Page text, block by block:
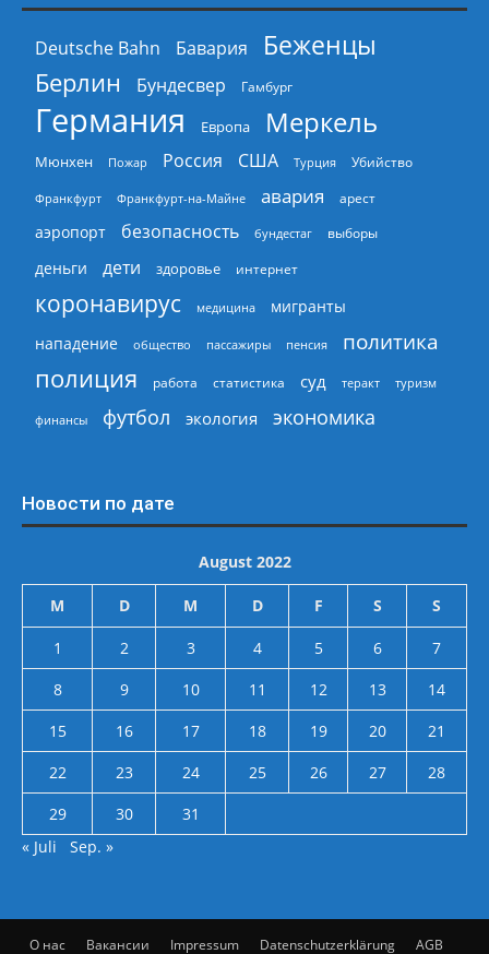
Deutsche Bahn Бавария
Беженцы
Берлин
Бундесвер Гамбург
Германия Европа Меркель
Мюнхен Пожар Россия США Турция Убийство
Франкфурт Франкфурт-на-Майне авария арест
аэропорт безопасность бундестаг выборы
деньги дети здоровье интернет
коронавирус медицина
мигранты
нападение
общество пассажиры пенсия политика
полиция работа статистика суд теракт туризм
финансы футбол экология экономика
Новости по дате
August 2022
M D M D F S S
1 2 3 4 5 6
7
8
9 10 11 12 13
14
15
16 17 18 19 20
21
22
23 24 25 26 27
28
29
30
31
« Juli
Sep. »
О нас Вакансии Impressum Datenschutzerklärung AGB